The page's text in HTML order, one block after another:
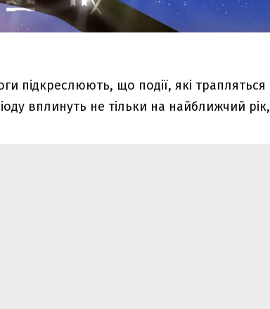
підкреслюють, що події, які трапляться
вплинуть не тільки на найближчий рік,